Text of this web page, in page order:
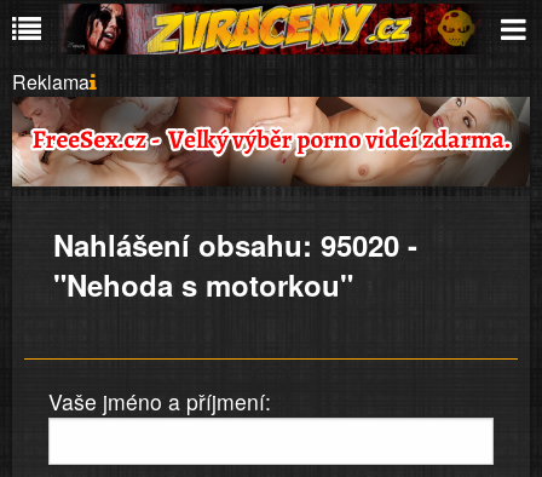
Reklama
Nahlášení obsahu: 95020 -
"Nehoda s motorkou"
Vaše jméno a příjmení: